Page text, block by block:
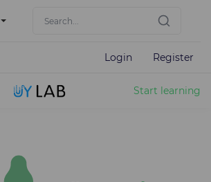
Login Register
Start learning